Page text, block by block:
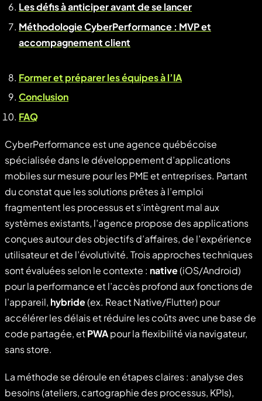
Les défis à anticiper avant de se lancer
Méthodologie CyberPerformance : MVP et
accompagnement client
Former et préparer les équipes à l’IA
Conclusion
FAQ
CyberPerformance est une agence québécoise
spécialisée dans le développement d’applications
mobiles sur mesure pour les PME et entreprises. Partant
du constat que les solutions prêtes à l’emploi
fragmentent les processus et s’intègrent mal aux
systèmes existants, l’agence propose des applications
conçues autour des objectifs d’affaires, de l’expérience
utilisateur et de l’évolutivité. Trois approches techniques
sont évaluées selon le contexte : native(iOS/Android)
pour la performance et l’accès profond aux fonctions de
l’appareil, hybride(ex. React Native/Flutter) pour
accélérer les délais et réduire les coûts avec une base de
code partagée, etPWApour la flexibilité via navigateur,
sans store.
La méthode se déroule en étapes claires : analyse des
besoins (ateliers, cartographie des processus, KPIs),